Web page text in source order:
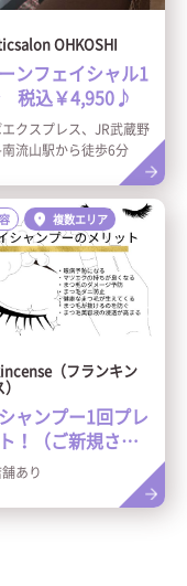
OHKOSHI
ンフェイシャル1
税込￥4,950♪
エクスプレス、JR武蔵野
流山駅から徒歩6分
複数エリア
（フランキン
ャンプー1回プレ
！（ご新規さま
あり